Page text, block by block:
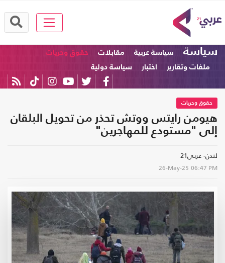
سياسة سياسة عربية مقابلات
حقوق وحريات
ملفات وتقارير
اختبار سياسة دولية
حقوق وحريات
هيومن رايتس ووتش تحذر من تحويل البلقان
إلى "مستودع للمهاجرين"
لندن- عربي21
26-May-25 06:47 PM